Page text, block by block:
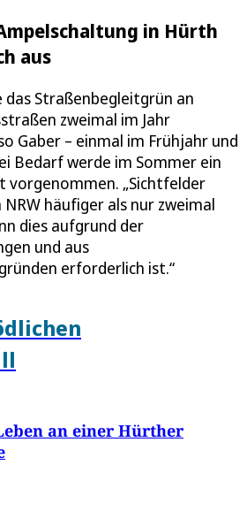
in Hürth
aus
das Straßenbegleitgrün an
zweimal im Jahr
Gaber – einmal im Frühjahr und
Bedarf werde im Sommer ein
vorgenommen. „Sichtfelder
häufiger als nur zweimal
dies aufgrund der
und aus
erforderlich ist.“
an einer Hürther